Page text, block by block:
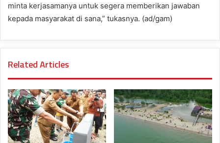
minta kerjasamanya untuk segera memberikan jawaban
kepada masyarakat di sana,” tukasnya. (ad/gam)
Related Articles